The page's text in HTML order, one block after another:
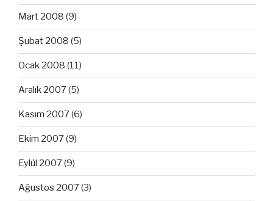
Mart 2008 (9)
Şubat 2008 (5)
Ocak 2008 (11)
Aralık 2007(5)
Kasım 2007(6)
Ekim 2007(9)
Eylül 2007(9)
Ağustos 2007(3)